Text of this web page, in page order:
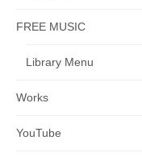
FREE MUSIC
Library Menu
Works
YouTube